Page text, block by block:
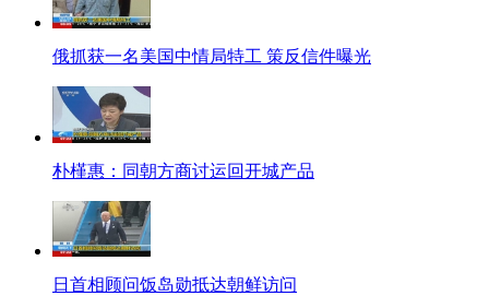
俄抓获一名美国中情局特工 策反信件曝光
朴槿惠：同朝方商讨运回开城产品
日首相顾问饭岛勋抵达朝鲜访问